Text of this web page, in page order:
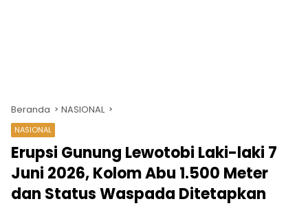
Beranda NASIONAL
NASIONAL
Erupsi Gunung Lewotobi Laki-laki 7
Juni 2026, Kolom Abu 1.500 Meter
dan Status Waspada Ditetapkan